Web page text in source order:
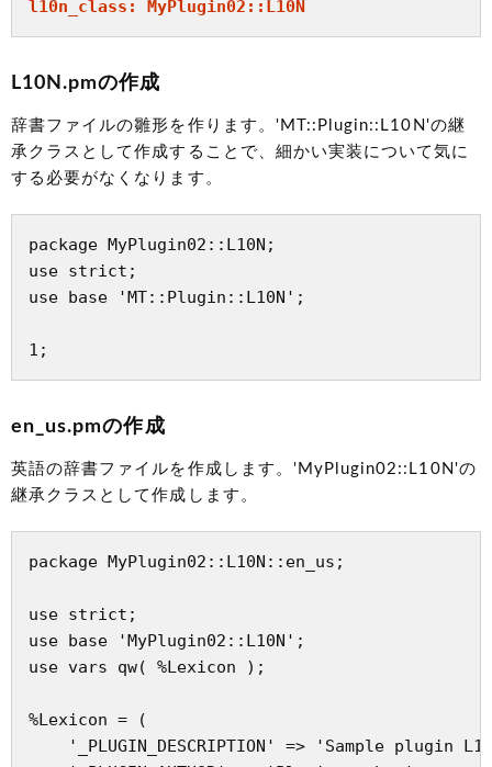
l10n_class: MyPlugin02::L10N
L10N.pmの作成
辞書ファイルの雛形を作ります。'MT::Plugin::L10N'の継
承クラスとして作成することで、細かい実装について気に
する必要がなくなります。
package MyPlugin02::L10N;
use strict;
use base 'MT::Plugin::L10N';
en_us.pmの作成
英語の辞書ファイルを作成します。'MyPlugin02::L10N'の
継承クラスとして作成します。
package MyPlugin02::L10N::en_us;
use strict;
use base 'MyPlugin02::L10N';
use vars qw( %Lexicon );
%Lexicon = (
'_PLUGIN_DESCRIPTION' => 'Sample plugin